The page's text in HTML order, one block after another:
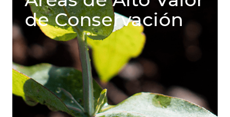
de Conservación